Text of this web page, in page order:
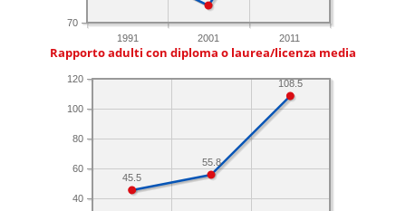
1991 2001 2011
70
Rapporto adulti con diploma o laurea/licenza media
40
60
80
100
120 108.5
55.8
45.5